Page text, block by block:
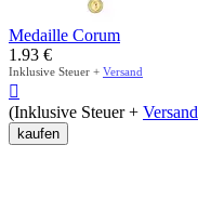
Medaille Corum
1.93 €
Inklusive Steuer + Versand

(Inklusive Steuer + Versand
kaufen